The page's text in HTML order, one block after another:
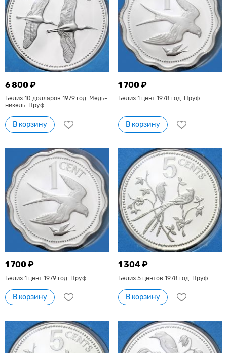
6 800 ₽
Белиз 10 долларов 1979 год. Медь-
никель. Пруф
В корзину
1 700 ₽
Белиз 1 цент 1978 год. Пруф
В корзину
1 700 ₽
Белиз 1 цент 1979 год. Пруф
В корзину
1 304 ₽
Белиз 5 центов 1978 год. Пруф
В корзину